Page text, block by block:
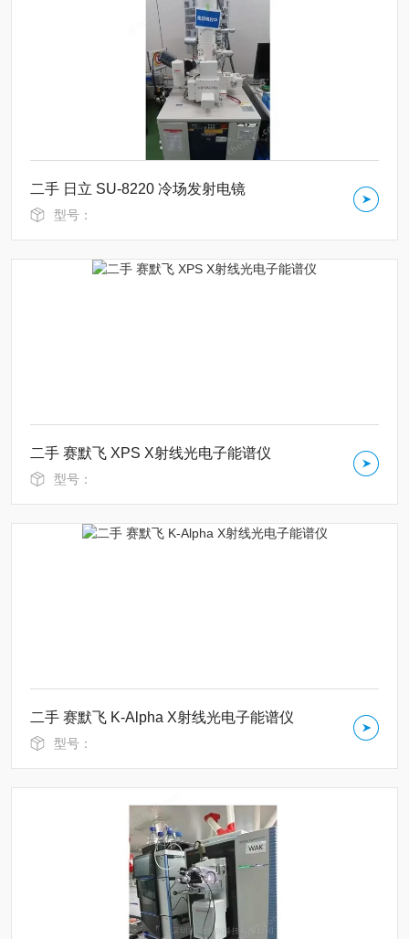
二手 日立 SU-8220 冷场发射电镜
型号：
二手 赛默飞 XPS X射线光电子能谱仪
型号：
二手 赛默飞 K-Alpha X射线光电子能谱仪
型号：